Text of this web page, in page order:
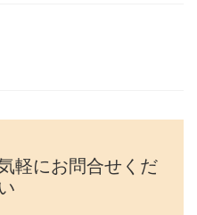
軽にお問合せくだ